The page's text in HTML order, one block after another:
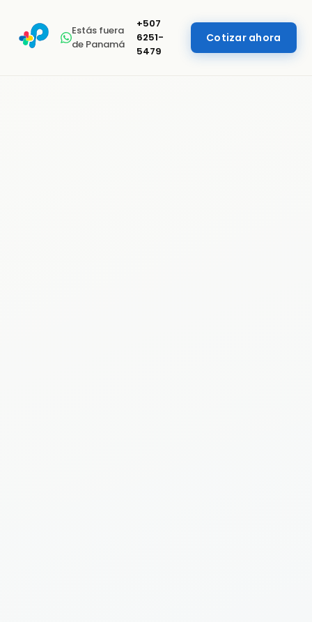
Estás fuera
de Panamá
+507
6251-
5479
Cotizar ahora